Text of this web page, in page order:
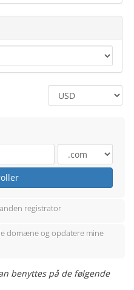
registrator
domæne og opdatere mine
benyttes på de følgende